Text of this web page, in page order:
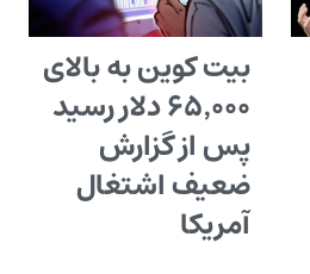
بیت کوین به بالای
۶۵٬۰۰۰ دلار رسید
پس از گزارش
ضعیف اشتغال
آمریکا